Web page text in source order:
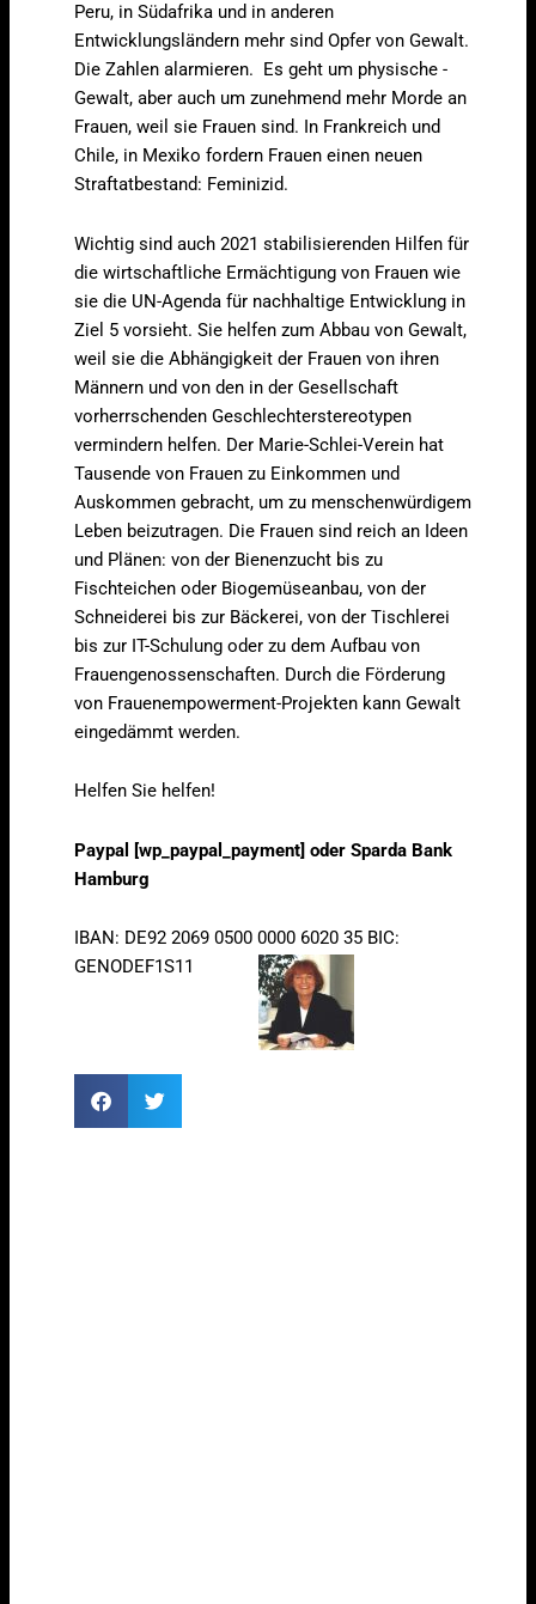
Peru, in Südafrika und in anderen
Entwicklungsländern mehr sind Opfer von Gewalt.
Die Zahlen alarmieren. Es geht um physische -
Gewalt, aber auch um zunehmend mehr Morde an
Frauen, weil sie Frauen sind. In Frankreich und
Chile, in Mexiko fordern Frauen einen neuen
Straftatbestand: Feminizid.
Wichtig sind auch 2021 stabilisierenden Hilfen für
die wirtschaftliche Ermächtigung von Frauen wie
sie die UN-Agenda für nachhaltige Entwicklung in
Ziel 5 vorsieht. Sie helfen zum Abbau von Gewalt,
weil sie die Abhängigkeit der Frauen von ihren
Männern und von den in der Gesellschaft
vorherrschenden Geschlechterstereotypen
vermindern helfen. Der Marie-Schlei-Verein hat
Tausende von Frauen zu Einkommen und
Auskommen gebracht, um zu menschenwürdigem
Leben beizutragen. Die Frauen sind reich an Ideen
und Plänen: von der Bienenzucht bis zu
Fischteichen oder Biogemüseanbau, von der
Schneiderei bis zur Bäckerei, von der Tischlerei
bis zur IT-Schulung oder zu dem Aufbau von
Frauengenossenschaften. Durch die Förderung
von Frauenempowerment-Projekten kann Gewalt
eingedämmt werden.
Helfen Sie helfen!
Paypal [wp_paypal_payment] oder Sparda Bank
Hamburg
IBAN: DE92 2069 0500 0000 6020 35 BIC:
GENODEF1S11